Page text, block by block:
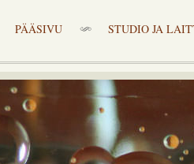
PÄÄSIVU STUDIO JA